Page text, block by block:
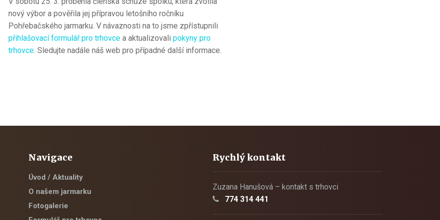
nový výbor a pověřila jej přípravou letošního ročníku
Pohřebačského jarmarku. V návaznosti na to jsme zpřístupnili
přihlašovací formulář pro trhovce a aktualizovali pokyny pro
trhovce. Sledujte nadále náš web pro případné další informace.
Navigace
Úvod / Aktuality
O našem jarmarku
Fotogalerie
Rychlý kontakt
Zuzana Hanušová – kontakt s trhovci
774 314 441